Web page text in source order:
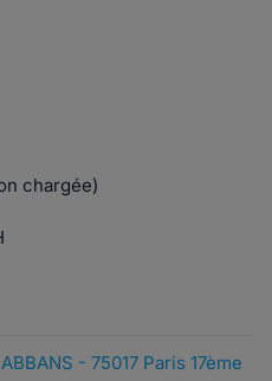
chargée)
- 75017 Paris 17ème